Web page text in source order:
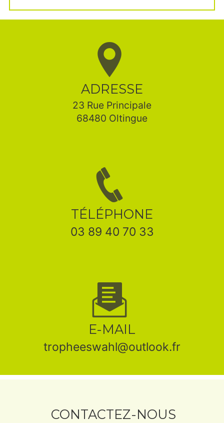
ADRESSE
23 Rue Principale
68480 Oltingue
TÉLÉPHONE
03 89 40 70 33
E-MAIL
tropheeswahl@outlook.fr
CONTACTEZ-NOUS